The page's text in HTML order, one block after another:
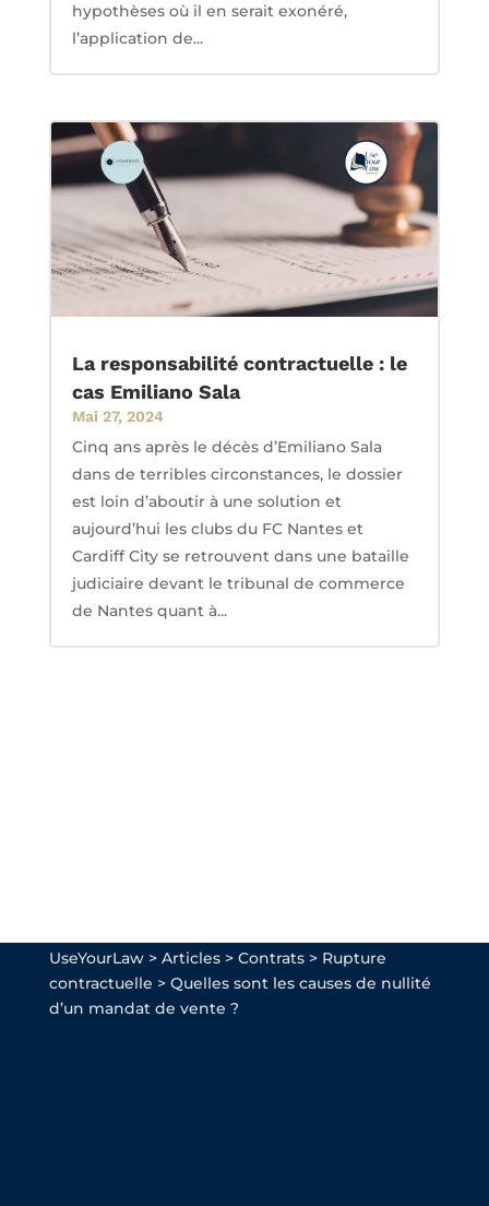
hypothèses où il en serait exonéré,
l’application de...
La responsabilité contractuelle : le
cas Emiliano Sala
Mai 27, 2024
Cinq ans après le décès d’Emiliano Sala
dans de terribles circonstances, le dossier
est loin d’aboutir à une solution et
aujourd’hui les clubs du FC Nantes et
Cardiff City se retrouvent dans une bataille
judiciaire devant le tribunal de commerce
de Nantes quant à...
UseYourLaw> Articles> Contrats> Rupture
contractuelle > Quelles sont les causes de nullité
d’un mandat de vente ?